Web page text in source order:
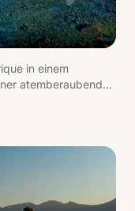
in einem
atemberaubenden